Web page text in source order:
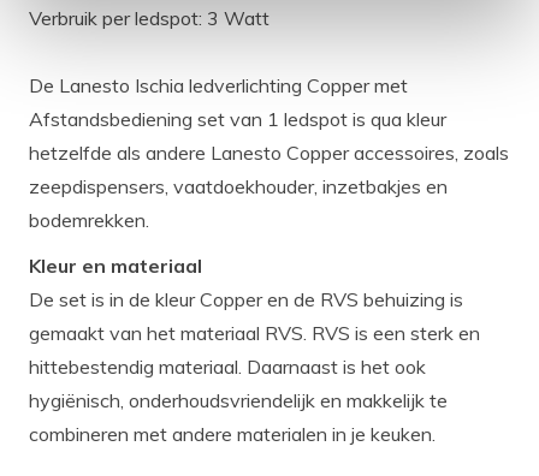
Verbruik per ledspot: 3 Watt
De Lanesto Ischia ledverlichting Copper met
Afstandsbediening set van 1 ledspot is qua kleur
hetzelfde als andere Lanesto Copper accessoires, zoals
zeepdispensers, vaatdoekhouder, inzetbakjes en
bodemrekken.
Kleur en materiaal
De set is in de kleur Copper en de RVS behuizing is
gemaakt van het materiaal RVS. RVS is een sterk en
hittebestendig materiaal. Daarnaast is het ook
hygiënisch, onderhoudsvriendelijk en makkelijk te
combineren met andere materialen in je keuken.